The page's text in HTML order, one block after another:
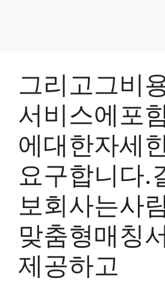
그리고그비
서비스에포
에대한자세
요구합니다.
보회사는사
맞춤형매칭
제공하고